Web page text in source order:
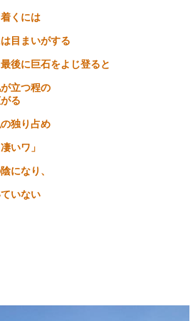
くには
目まいがする
後に巨石をよじ登ると
立つ程の
る
独り占め
いワ」
になり、
いない